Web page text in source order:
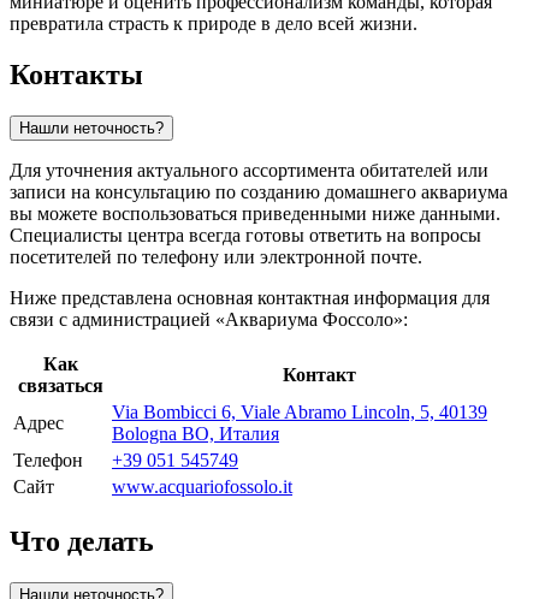
превратила страсть к природе в дело всей жизни.
Контакты
Нашли неточность?
Для уточнения актуального ассортимента обитателей или
записи на консультацию по созданию домашнего аквариума
вы можете воспользоваться приведенными ниже данными.
Специалисты центра всегда готовы ответить на вопросы
посетителей по телефону или электронной почте.
Ниже представлена основная контактная информация для
связи с администрацией «Аквариума Фоссоло»:
Как
связаться
Контакт
Адрес
Via Bombicci 6, Viale Abramo Lincoln, 5, 40139
Bologna BO, Италия
Телефон
+39 051 545749
Сайт
www.acquariofossolo.it
Что делать
Нашли неточность?